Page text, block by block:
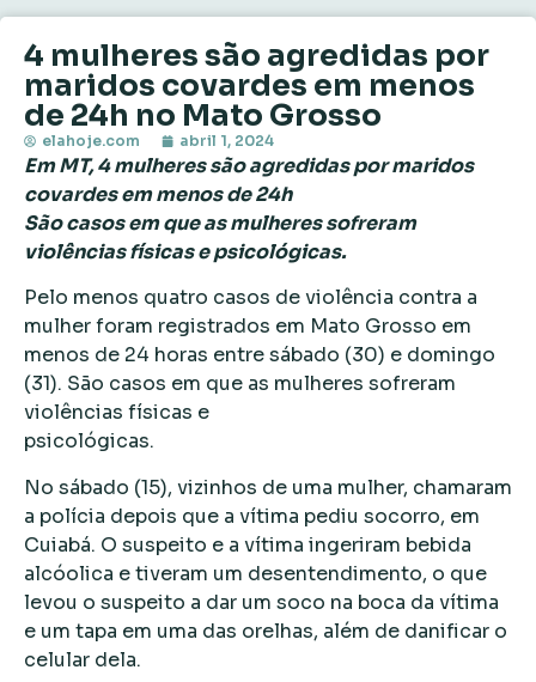
4 mulheres são agredidas por
maridos covardes em menos
de 24h no Mato Grosso
elahoje.com abril 1, 2024
Em MT, 4 mulheres são agredidas por maridos
covardes em menos de 24h
São casos em que as mulheres sofreram
violências físicas e psicológicas.
Pelo menos quatro casos de violência contra a
mulher foram registrados em Mato Grosso em
menos de 24 horas entre sábado (30) e domingo
(31). São casos em que as mulheres sofreram
violências físicas e
psicológicas.
No sábado (15), vizinhos de uma mulher, chamaram
a polícia depois que a vítima pediu socorro, em
Cuiabá. O suspeito e a vítima ingeriram bebida
alcóolica e tiveram um desentendimento, o que
levou o suspeito a dar um soco na boca da vítima
e um tapa em uma das orelhas, além de danificar o
celular dela.